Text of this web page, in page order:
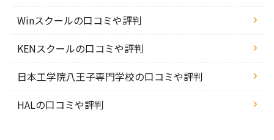
Winスクールの口コミや評判
KENスクールの口コミや評判
日本工学院八王子専門学校の口コミや評判
HALの口コミや評判